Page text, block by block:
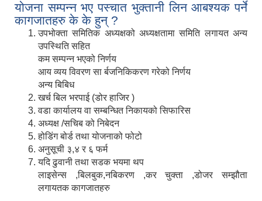
योजना सम्पन्न भए पस्चात भुक्तानी लिन आबश्यक पर्ने
कागजातहरु के के हुन् ?
उपभोक्ता समितिक अध्यक्षको अध्यक्षतामा समिति लगायत अन्य
उपस्थिति सहित
कम सम्पन्न भएको निर्णय
आय व्यय विवरण सा र्बजनिकिकरण गरेको निर्णय
अन्य बिबिध
खर्च बिल भरपाई (डोर हाजिर )
वडा कार्यालय वा सम्बन्धित निकायको सिफारिस
अध्यक्ष /सचिब को निबेदन
होडिंग बोर्ड तथा योजनाको फोटो
अनुसूची ३,४ र ६ फर्म
यदि ढुवानी तथा सडक भयमा थप
लाइसेन्स ,बिलबुक,नबिकरण ,कर चुक्ता ,डोजर सम्झौता
लगायतक कागजातहरु